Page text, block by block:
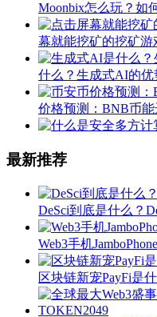
Moonbix怎么玩？如
幕就能挖矿的挖矿游
什么？生成式AI的优
价格预测：BNB币能
最新推荐
DeSci到底是什么？
Web3手机
区块链新宠PayFi是